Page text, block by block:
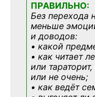
ПРАВИЛЬНО:
Без перехода
меньше
и доводов:
• какой
• как читает
или
или не очень;
• как ведёт